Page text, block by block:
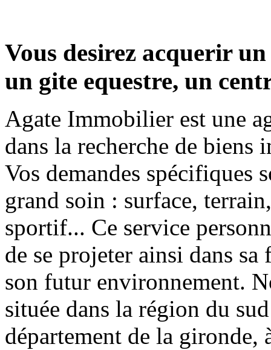
Vous desirez acquerir
un gite equestre, un
Agate Immobilier est une
dans la recherche de
Vos demandes spécifiques
grand soin : surface,
sportif... Ce service
de se projeter ainsi dans
son futur environnement.
située dans la région du
département de la gironde,